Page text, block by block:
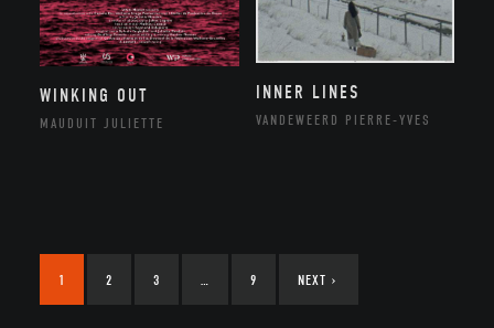
WINKING OUT
MAUDUIT JULIETTE
INNER LINES
VANDEWEERD PIERRE-YVES
1 2 3 9 NEXT ›